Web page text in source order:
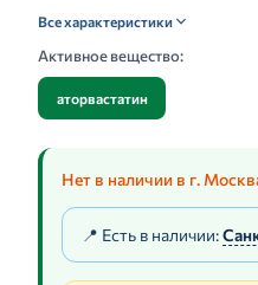
Все характеристики
Активное вещество:
аторвастатин
Нет в наличии в г.
📍 Есть в наличии: